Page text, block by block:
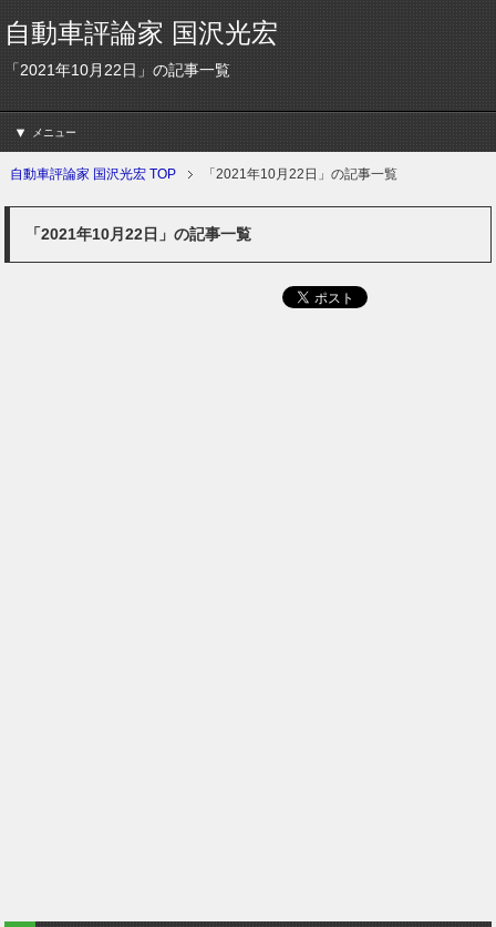
自動車評論家 国沢光宏
「2021年10月22日」の記事一覧
メニュー
自動車評論家 国沢光宏 TOP 「2021年10月22日」の記事一覧
「2021年10月22日」の記事一覧